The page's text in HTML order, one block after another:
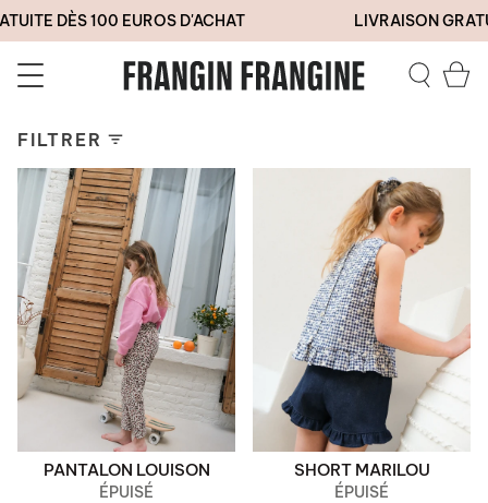
au
page
DÈS 100 EUROS D'ACHAT LIVRAISON
FILTRER
PANTALON LOUISON
ÉPUISÉ
SHORT MARILOU
ÉPUISÉ